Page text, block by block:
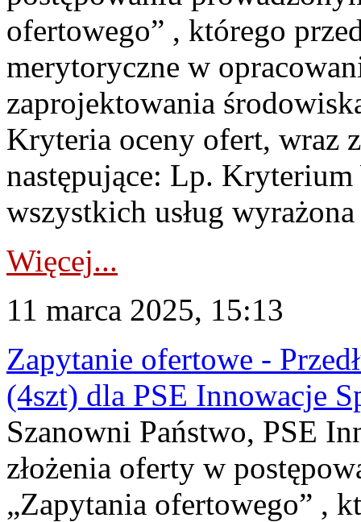
ofertowego” , którego
merytoryczne w
zaprojektowania
Kryteria oceny ofert, wraz
następujące: Lp. Kryterium
wszystkich usług
Więcej...
11 marca 2025, 15:13
Zapytanie ofertowe -
(4szt) dla PSE Innowacje
Szanowni Państwo, PSE
złożenia oferty w
„Zapytania ofertowego” ,